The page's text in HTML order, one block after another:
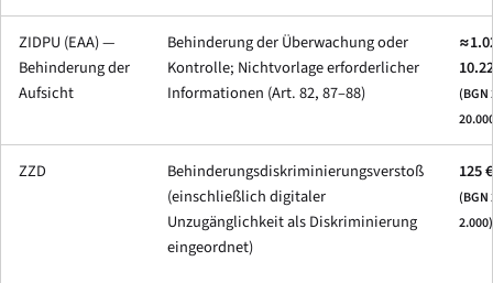
ZIDPU (EAA) —
Behinderung der
Aufsicht
Behinderung der Überwachung oder
Kontrolle; Nichtvorlage erforderlicher
Informationen (Art. 82, 87–88)
(BGN
ZZD
Behinderungsdiskriminierungsverstoß
(einschließlich digitaler
Unzugänglichkeit als Diskriminierung
eingeordnet)
125
(BGN
2.000)